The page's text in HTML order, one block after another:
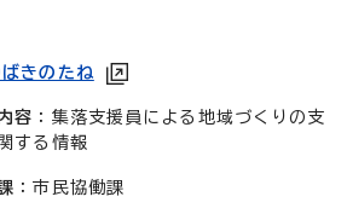
きのたね
容 ：集落支援員による地域づくりの支
する情報
：市民協働課